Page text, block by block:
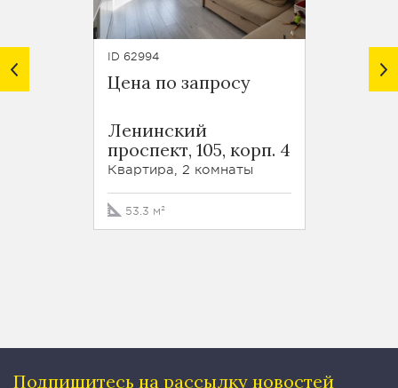
ID 62994
Цена по запросу
Ленинский
проспект, 105, корп. 4
Квартира, 2 комнаты
53.3 м²
114
Подпишитесь на рассылку новостей